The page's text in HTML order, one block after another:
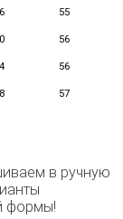
55
56
56
57
в ручную
формы!